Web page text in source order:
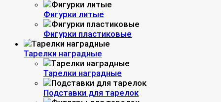
Фигурки литые
Фигурки пластиковые
Тарелки наградные
Тарелки наградные
Подставки для тарелок